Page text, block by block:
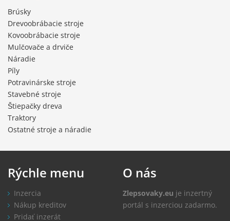
Brúsky
Drevoobrábacie stroje
Kovoobrábacie stroje
Mulčovače a drviče
Náradie
Píly
Potravinárske stroje
Stavebné stroje
Štiepačky dreva
Traktory
Ostatné stroje a náradie
Rýchle menu
Inzercia
Nákup kreditov
Pridať inzerát
O nás
Zlepsovaky.eu je inzertný
portál s inzerciou zadarmo.